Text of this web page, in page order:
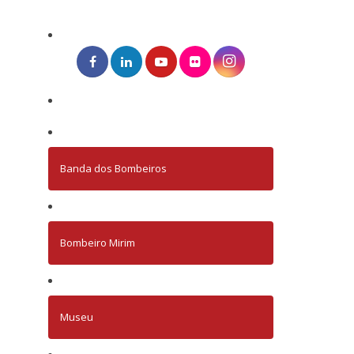
Banda dos Bombeiros
Bombeiro Mirim
Museu